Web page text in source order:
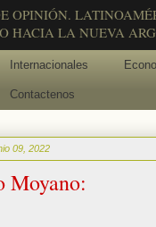
OPINIÓN.
HACIA LA NUEVA
Internacionales
Contactenos
09, 2022
Moyano: